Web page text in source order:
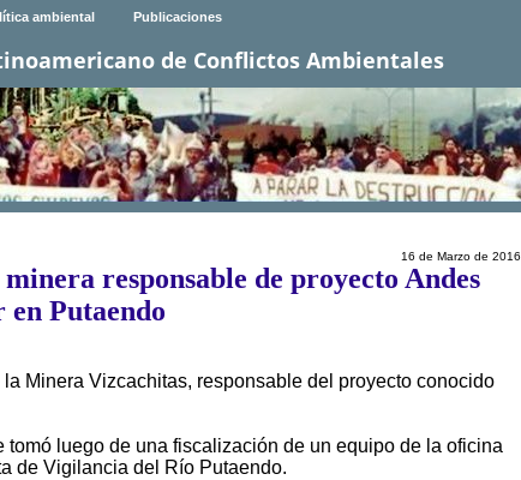
ambiental Publicaciones
de Conflictos Ambientales
16 de Marzo de 2016
responsable de proyecto Andes
en Putaendo
Minera Vizcachitas, responsable del proyecto conocido
luego de una fiscalización de un equipo de la oficina
de Vigilancia del Río Putaendo.